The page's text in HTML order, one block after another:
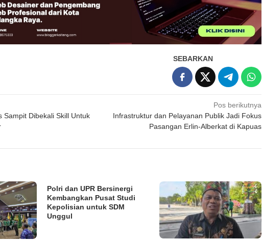
SEBARKAN
Sampit Dibekali Skill Untuk
Pos berikutnya
Infrastruktur dan Pelayanan Publik Jadi Fokus
Pasangan Erlin-Alberkat di Kapuas
Polri dan UPR Bersinergi
Kembangkan Pusat Studi
Kepolisian untuk SDM
Unggul